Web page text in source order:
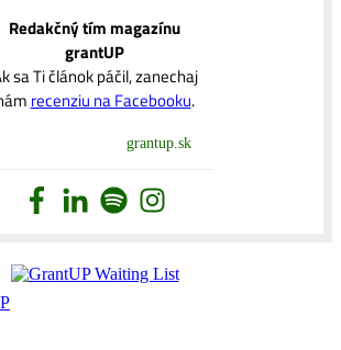
Redakčný tím magazínu
grantUP
sa Ti článok páčil, zanechaj
recenziu na Facebooku.
grantup.sk